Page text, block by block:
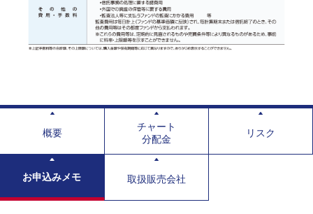
概要
チャート
分配金
リスク
お申込みメモ 取扱販売会社